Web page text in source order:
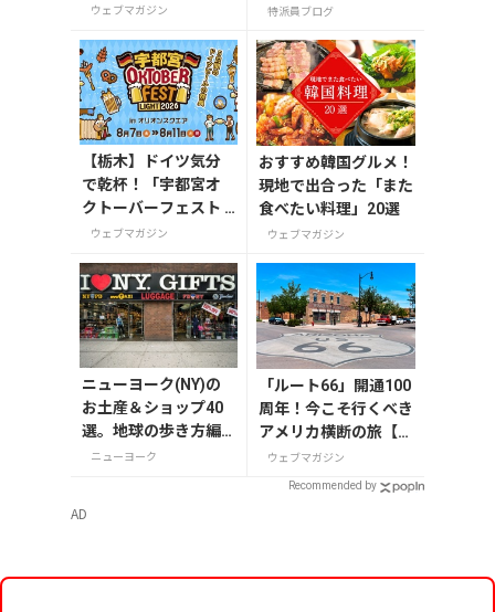
れたい三浦半島の穴
ウェブマガジン 所で味わう
特派員ブログ
【栃木】ドイツ気分
で乾杯！「宇都宮オ
クトーバーフェスト L
ight 2026」が8月7日
ウェブマガジン
おすすめ韓国グルメ！
現地で出合った「また
食べたい料理」20選
ウェブマガジン
ニューヨーク(NY)の
お土産＆ショップ40
選。地球の歩き方編
集者セレクト！
ニューヨーク
「ルート66」開通100
周年！今こそ行くべき
アメリカ横断の旅【今
旅2026】
ウェブマガジン
Recommended by
AD